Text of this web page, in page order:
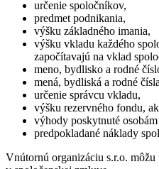
určenie spoločníkov,
predmet podnikania,
výšku základného imania,
výšku vkladu každého
započítavajú na vklad
meno, bydlisko a rodné
mená, bydliská a rodné
určenie správcu vkladu,
výšku rezervného fondu,
výhody poskytnuté
predpokladané náklady
Vnútornú organizáciu s.r.o.